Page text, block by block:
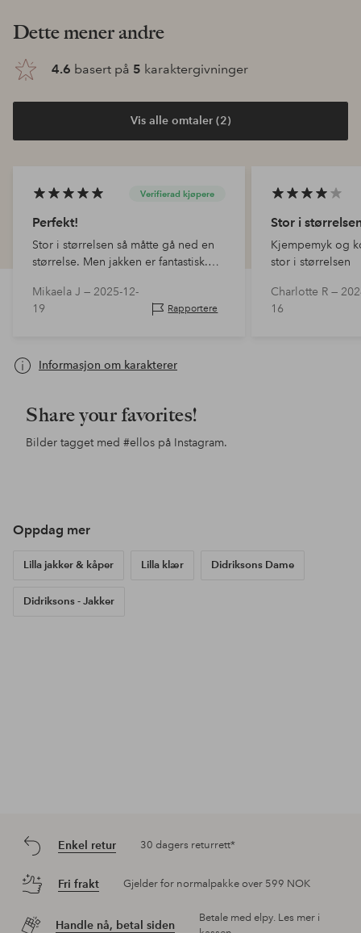
Dette mener andre
4.6 basert på 5 karaktergivninger
Vis alle omtaler (2)
Verifierad kjøpere
Perfekt!
Stor i størrelsen så måtte gå ned en
størrelse. Men jakken er fantastisk.
Mikaela J — 2025-12-
19
Rapportere
Stor i
Kjempemyk og
stor i størrelsen
Charlotte R —
16
Informasjon om karakterer
Share your favorites!
Bilder tagget med #ellos på Instagram.
Oppdag mer
Lilla jakker & kåper Lilla klær Didriksons Dame
Didriksons - Jakker
Enkel retur 30 dagers returrett*
Fri frakt Gjelder for normalpakke over 599 NOK
Handle nå, betal siden
Betale med elpy. Les mer i